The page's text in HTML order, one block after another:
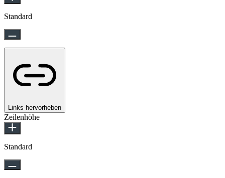
Standard
Links hervorheben
Zeilenhöhe
Standard